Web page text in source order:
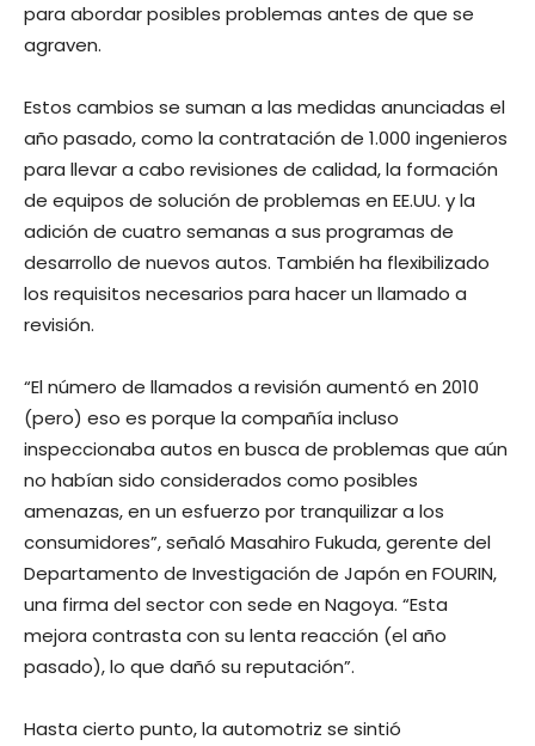
para abordar posibles problemas antes de que se
agraven.
Estos cambios se suman a las medidas anunciadas el
año pasado, como la contratación de 1.000 ingenieros
para llevar a cabo revisiones de calidad, la formación
de equipos de solución de problemas en EE.UU. y la
adición de cuatro semanas a sus programas de
desarrollo de nuevos autos. También ha flexibilizado
los requisitos necesarios para hacer un llamado a
revisión.
“El número de llamados a revisión aumentó en 2010
(pero) eso es porque la compañía incluso
inspeccionaba autos en busca de problemas que aún
no habían sido considerados como posibles
amenazas, en un esfuerzo por tranquilizar a los
consumidores”, señaló Masahiro Fukuda, gerente del
Departamento de Investigación de Japón en FOURIN,
una firma del sector con sede en Nagoya. “Esta
mejora contrasta con su lenta reacción (el año
pasado), lo que dañó su reputación”.
Hasta cierto punto, la automotriz se sintió